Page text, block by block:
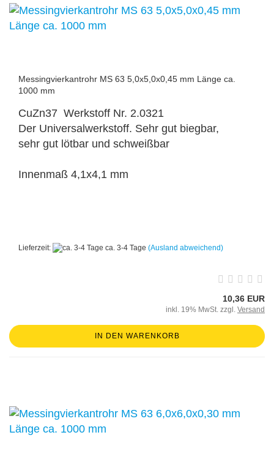
Messingvierkantrohr MS 63 5,0x5,0x0,45 mm Länge ca.
1000 mm
CuZn37 Werkstoff Nr. 2.0321
Der Universalwerkstoff. Sehr gut biegbar,
sehr gut lötbar und schweißbar
Innenmaß 4,1x4,1 mm
Lieferzeit: ca. 3-4 Tage (Ausland abweichend)
10,36 EUR
inkl. 19% MwSt. zzgl. Versand
IN DEN WARENKORB